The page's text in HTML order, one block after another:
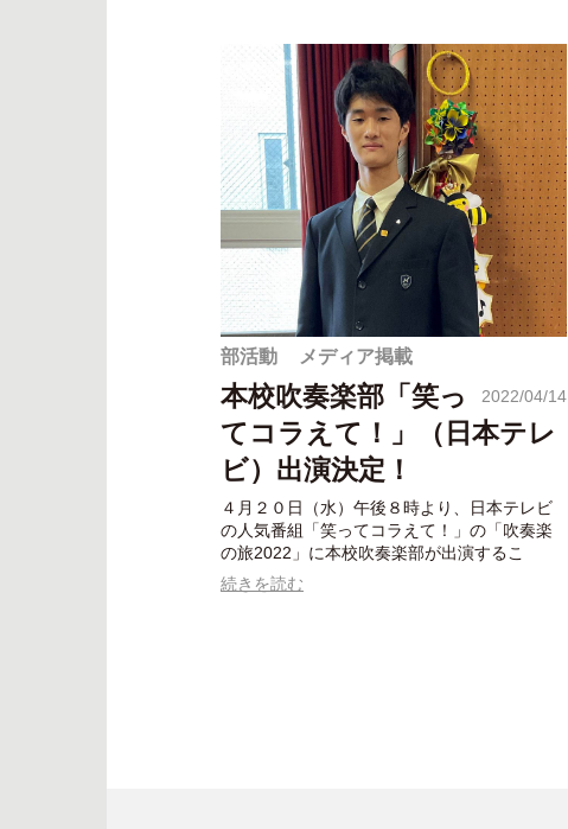
部活動 メディア掲載
2022/04/14
本校吹奏楽部「笑っ
てコラえて！」（日本テレ
ビ）出演決定！
４月２０日（水）午後８時より、日本テレビ
の人気番組「笑ってコラえて！」の「吹奏楽
の旅2022」に本校吹奏楽部が出演するこ
続きを読む